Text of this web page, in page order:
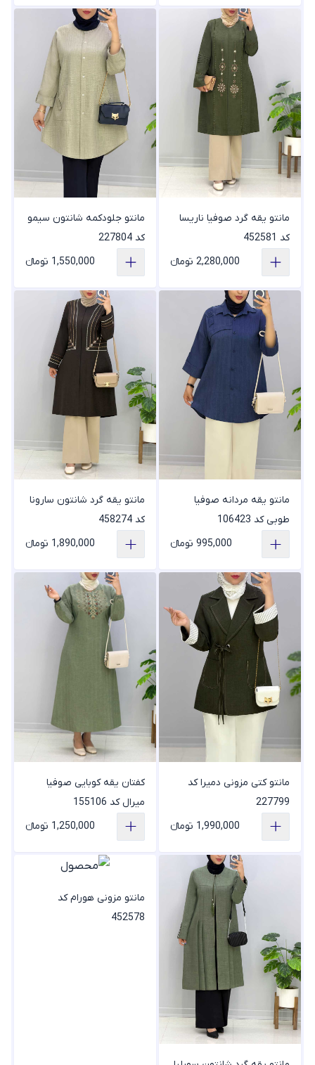
مانتو یقه گرد صوفیا ناریسا
کد 452581
2,280,000 تومانء
مانتو جلودکمه شانتون سیمو
کد 227804
1,550,000 تومانء
مانتو یقه مردانه صوفیا
طوبی کد 106423
995,000 تومانء
مانتو یقه گرد شانتون سارونا
کد 458274
1,890,000 تومانء
مانتو کتی مزونی دمیرا کد
227799
1,990,000 تومانء
کفتان یقه کوبایی صوفیا
میرال کد 155106
1,250,000 تومانء
مانتو مزونی هورام کد
452578